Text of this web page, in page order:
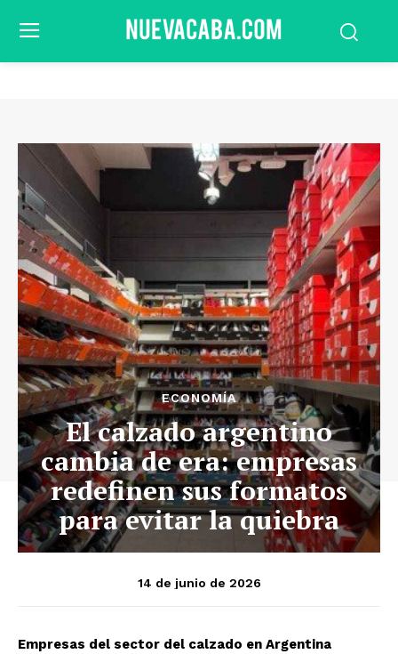
ECONOMÍA
El calzado argentino
cambia de era: empresas
redefinen sus formatos
para evitar la quiebra
14 de junio de 2026
Empresas del sector del calzado en Argentina